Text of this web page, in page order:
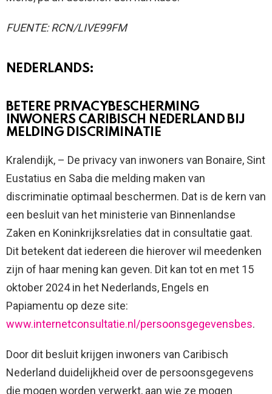
FUENTE: RCN/LIVE99FM
NEDERLANDS:
BETERE PRIVACYBESCHERMING
INWONERS CARIBISCH NEDERLAND BIJ
MELDING DISCRIMINATIE
Kralendijk, – De privacy van inwoners van Bonaire, Sint
Eustatius en Saba die melding maken van
discriminatie optimaal beschermen. Dat is de kern van
een besluit van het ministerie van Binnenlandse
Zaken en Koninkrijksrelaties dat in consultatie gaat.
Dit betekent dat iedereen die hierover wil meedenken
zijn of haar mening kan geven. Dit kan tot en met 15
oktober 2024 in het Nederlands, Engels en
Papiamentu op deze site:
www.internetconsultatie.nl/persoonsgegevensbes.
Door dit besluit krijgen inwoners van Caribisch
Nederland duidelijkheid over de persoonsgegevens
die mogen worden verwerkt, aan wie ze mogen